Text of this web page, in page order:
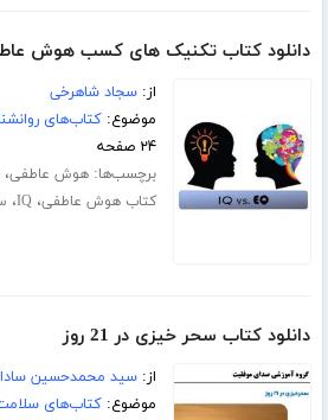
دانلود کتاب تکنیک های کسب هوش عاطفی
از:سجاد شاهرخی
موضوع:کتاب‌های
۲۴ صفحه
برچسب‌ها:هوش عاطفی،
کتاب هوش عاطفی،IQ،
دانلود کتاب سحر خیزی در 21 روز
از:سید محمدحسین
موضوع:کتاب‌های